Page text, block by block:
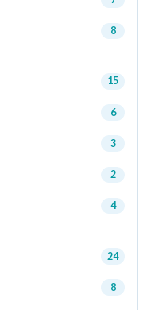
8
15
6
3
2
4
24
8